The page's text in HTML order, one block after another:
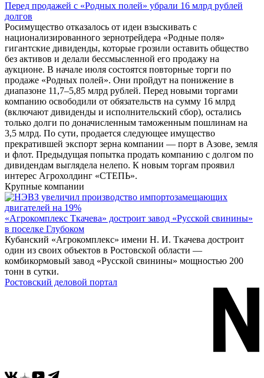
Перед продажей с «Родных полей» убрали 16 млрд рублей
долгов
Росимущество отказалось от идеи взыскивать с
национализированного зернотрейдера «Родные поля»
гигантские дивиденды, которые грозили оставить общество
без активов и делали бессмысленной его продажу на
аукционе. В начале июля состоятся повторные торги по
продаже «Родных полей». Они пройдут на понижение в
диапазоне 11,7–5,85 млрд рублей. Перед новыми торгами
компанию освободили от обязательств на сумму 16 млрд
(включают дивиденды и исполнительский сбор), остались
только долги по доначисленным таможенным пошлинам на
3,5 млрд. По сути, продается следующее имущество
прекратившей экспорт зерна компании — порт в Азове, земля
и флот. Предыдущая попытка продать компанию с долгом по
дивидендам выглядела нелепо. К новым торгам проявил
интерес Агрохолдинг «СТЕПЬ».
Крупные компании
«Агрокомплекс Ткачева» достроит завод «Русской свинины»
в поселке Глубоком
Кубанский «Агрокомплекс» имени Н. И. Ткачева достроит
один из своих объектов в Ростовской области —
комбикормовый завод «Русской свинины» мощностью 200
тонн в сутки.
Ростовский деловой портал